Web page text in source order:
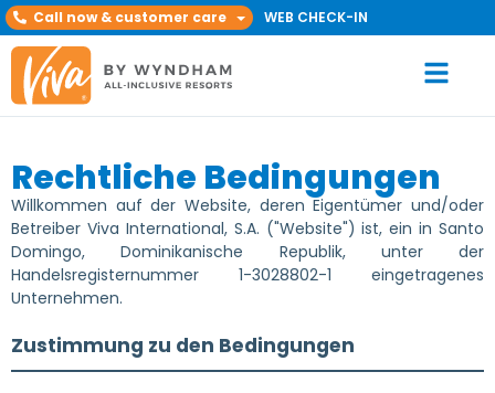
Call now & customer care WEB CHECK-IN
Rechtliche Bedingungen
Willkommen auf der Website, deren Eigentümer und/oder
Betreiber Viva International, S.A. ("Website") ist, ein in Santo
Domingo, Dominikanische Republik, unter der
Handelsregisternummer 1-3028802-1 eingetragenes
Unternehmen.
Zustimmung zu den Bedingungen